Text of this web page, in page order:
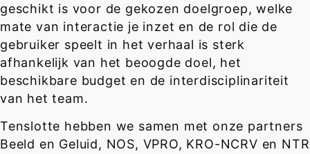
geschikt is voor de gekozen doelgroep, welke
mate van interactie je inzet en de rol die de
gebruiker speelt in het verhaal is sterk
afhankelijk van het beoogde doel, het
beschikbare budget en de interdisciplinariteit
van het team.
Tenslotte hebben we samen met onze partners
Beeld en Geluid, NOS, VPRO, KRO-NCRV en NTR